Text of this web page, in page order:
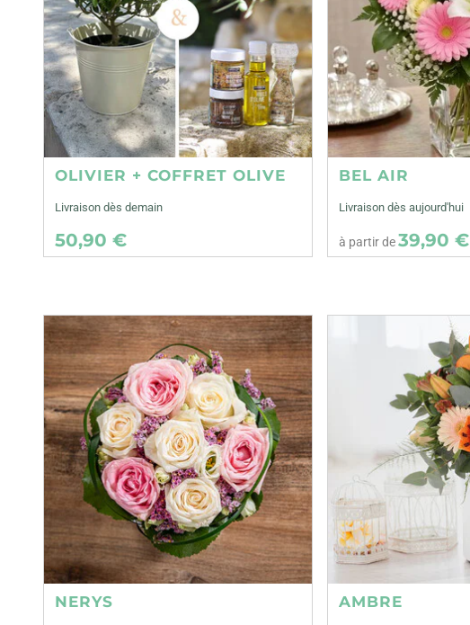
OLIVIER + COFFRET OLIVE
Livraison dès demain
50,90 €
BEL AIR
Livraison dès aujourd'hui
à partir de39,90 €
NERYS AMBRE